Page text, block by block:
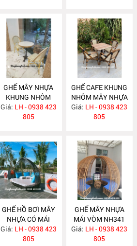
GHẾ MÂY NHỰA
KHUNG NHÔM
NH345
Giá: LH - 0938 423
805
GHẾ CAFE KHUNG
NHÔM MÂY NHỰA
NH344
Giá: LH - 0938 423
805
GHẾ HỒ BƠI MÂY
NHỰA CÓ MÁI
NH342
Giá: LH - 0938 423
805
GHẾ MÂY NHỰA
MÁI VÒM NH341
Giá: LH - 0938 423
805